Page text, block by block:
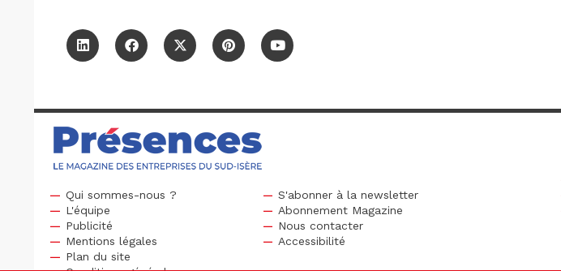
Qui sommes-nous ?
L'équipe
Publicité
S'abonner à la newsletter
Abonnement Magazine
Nous contacter
Mentions légales
Plan du site
Accessibilité